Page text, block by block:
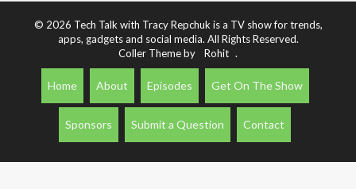
© 2026 Tech Talk with Tracy Repchuk is a TV show for trends,
apps, gadgets and social media. All Rights Reserved.
Coller Theme by
Rohit .
Home About Episodes Get On The Show
Sponsors Submit a Question Contact